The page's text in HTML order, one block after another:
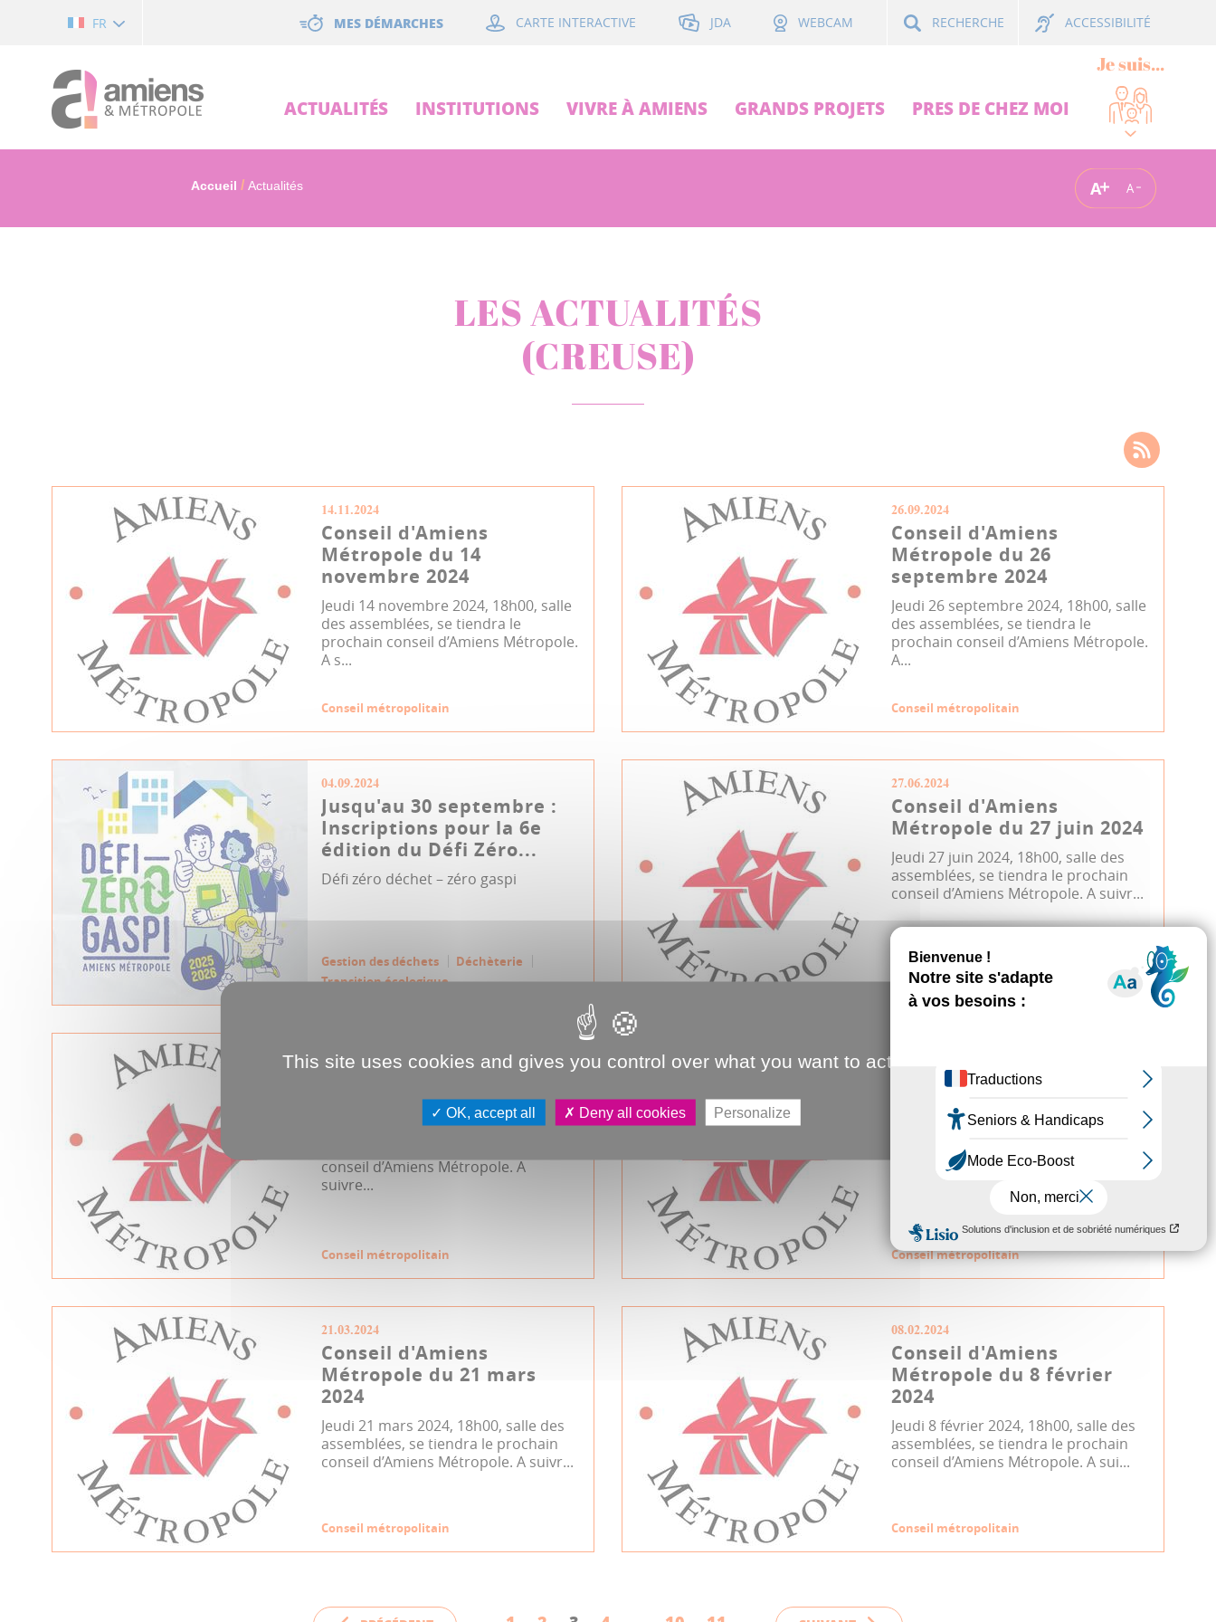
FR MES DÉMARCHES CARTE INTERACTIVE JDA WEBCAM RECHERCHE ACCESSIBILITÉ
ACTUALITÉS INSTITUTIONS VIVRE À AMIENS GRANDS PROJETS PRES DE CHEZ MOI
Je suis...
Accueil Actualités A A
LES ACTUALITÉS
(CREUSE)
14.11.2024
Conseil d'Amiens
Métropole du 14
novembre 2024
Jeudi 14 novembre 2024, 18h00, salle
des assemblées, se tiendra le
prochain conseil d’Amiens Métropole.
A s...
Conseil métropolitain
26.09.2024
Conseil d'Amiens
Métropole du 26
septembre 2024
Jeudi 26 septembre 2024, 18h00, salle
des assemblées, se tiendra le
prochain conseil d’Amiens Métropole.
A...
Conseil métropolitain
04.09.2024
Jusqu'au 30 septembre :
Inscriptions pour la 6e
édition du Défi Zéro...
Défi zéro déchet – zéro gaspi
Gestion des déchets
Déchèterie
Transition écologique
27.06.2024
Conseil d'Amiens
Métropole du 27 juin 2024
Jeudi 27 juin 2024, 18h00, salle des
assemblées, se tiendra le prochain
conseil d’Amiens Métropole. A suivr...
Conseil métropolitain
23.05.2024
Métropole du 23 mai 2024
Jeudi 23 mai 2024, 18h00, salle des
conseil d’Amiens Métropole. A
suivre...
Conseil métropolitain
Conseil d'Amiens
Mercredi 24 avril 2024, 18h00, salle
des assemblées, se tiendra le
prochain conseil d’Amiens Métropole.
Conseil métropolitain
21.03.2024
Conseil d'Amiens
Métropole du 21 mars
2024
Jeudi 21 mars 2024, 18h00, salle des
assemblées, se tiendra le prochain
conseil d’Amiens Métropole. A suivr...
Conseil métropolitain
08.02.2024
Conseil d'Amiens
Métropole du 8 février
2024
Jeudi 8 février 2024, 18h00, salle des
assemblées, se tiendra le prochain
conseil d’Amiens Métropole. A sui...
Conseil métropolitain
This site uses cookies and gives you control over what you want to activate
OK, accept all Deny all cookies Personalize